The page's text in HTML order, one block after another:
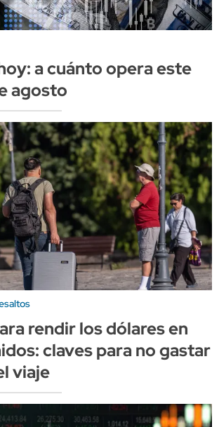
a cuánto opera este
agosto
rendir los dólares en
claves para no gastar
viaje